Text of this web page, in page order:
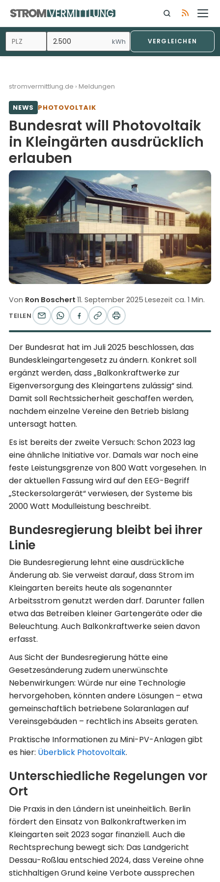
Inhalt
springen
kWh VERGLEICHEN
stromvermittlung.de › Meldungen
NEWS PHOTOVOLTAIK
Bundesrat will Photovoltaik
in Kleingärten ausdrücklich
erlauben
Von Ron Boschert·11. September 2025·Lesezeit ca. 1 Min.
TEILEN
Der Bundesrat hat im Juli 2025 beschlossen, das
Bundeskleingartengesetz zu ändern. Konkret soll
ergänzt werden, dass „Balkonkraftwerke zur
Eigenversorgung des Kleingartens zulässig“ sind.
Damit soll Rechtssicherheit geschaffen werden,
nachdem einzelne Vereine den Betrieb bislang
untersagt hatten.
Es ist bereits der zweite Versuch: Schon 2023 lag
eine ähnliche Initiative vor. Damals war noch eine
feste Leistungsgrenze von 800 Watt vorgesehen. In
der aktuellen Fassung wird auf den EEG-Begriff
„Steckersolargerät“ verwiesen, der Systeme bis
2000 Watt Modulleistung beschreibt.
Bundesregierung bleibt bei ihrer
Linie
Die Bundesregierung lehnt eine ausdrückliche
Änderung ab. Sie verweist darauf, dass Strom im
Kleingarten bereits heute als sogenannter
Arbeitsstrom genutzt werden darf. Darunter fallen
etwa das Betreiben kleiner Gartengeräte oder die
Beleuchtung. Auch Balkonkraftwerke seien davon
erfasst.
Aus Sicht der Bundesregierung hätte eine
Gesetzesänderung zudem unerwünschte
Nebenwirkungen: Würde nur eine Technologie
hervorgehoben, könnten andere Lösungen – etwa
gemeinschaftlich betriebene Solaranlagen auf
Vereinsgebäuden – rechtlich ins Abseits geraten.
Praktische Informationen zu Mini-PV-Anlagen gibt
es hier: Überblick Photovoltaik.
Unterschiedliche Regelungen vor
Ort
Die Praxis in den Ländern ist uneinheitlich. Berlin
fördert den Einsatz von Balkonkraftwerken im
Kleingarten seit 2023 sogar finanziell. Auch die
Rechtsprechung bewegt sich: Das Landgericht
Dessau-Roßlau entschied 2024, dass Vereine ohne
stichhaltigen Grund keine Verbote aussprechen